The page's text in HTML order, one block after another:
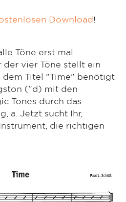
Download!
Töne erst mal
der vier Töne stellt ein
dem Titel "Time" benötigt
("d) mit den
Tones durch das
a. Jetzt sucht Ihr,
die richtigen